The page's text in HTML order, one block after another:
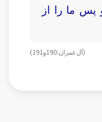
پس ما را از
(آل عمران: 190و191)